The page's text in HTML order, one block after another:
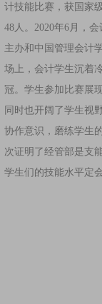
计技能比赛，获国家
48人。2020年6月，
主办和中国管理会计
场上，会计学生沉着
冠。学生参加比赛展
同时也开阔了学生视
协作意识，磨练学生
次证明了经管部是支
学生们的技能水平定